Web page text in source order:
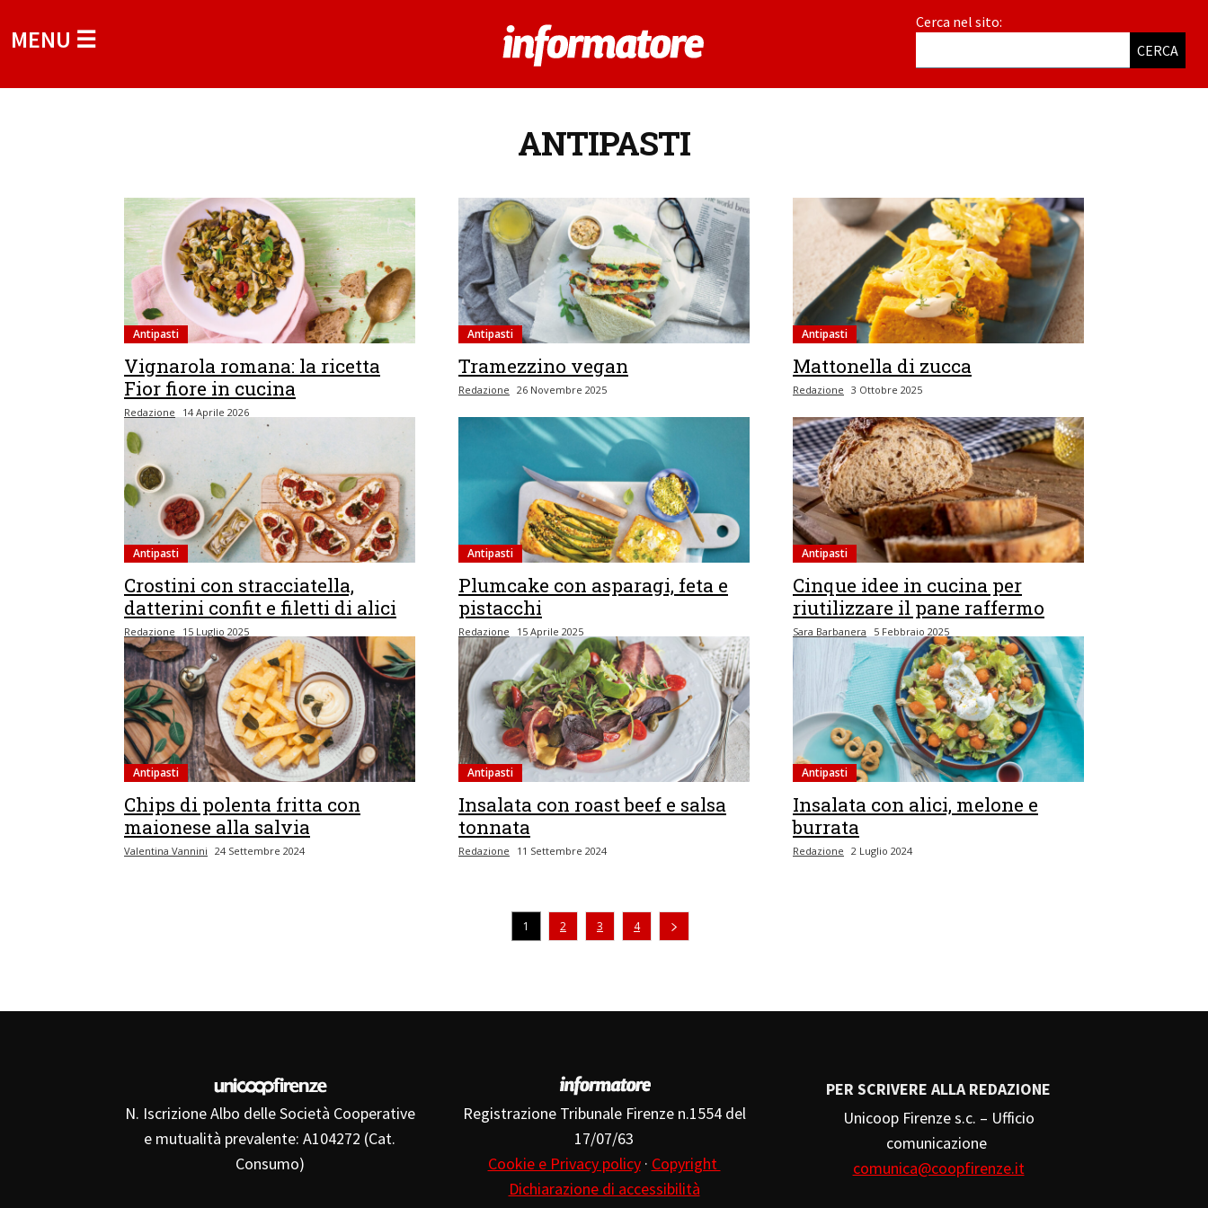
MENU ☰
Cerca nel sito:
CERCA
ANTIPASTI
Antipasti
Vignarola romana: la ricetta
Fior fiore in cucina
Redazione 14 Aprile 2026
Antipasti
Tramezzino vegan
Redazione 26 Novembre 2025
Antipasti
Mattonella di zucca
Redazione 3 Ottobre 2025
Antipasti
Crostini con stracciatella,
datterini confit e filetti di alici
Redazione 15 Luglio 2025
Antipasti
Plumcake con asparagi, feta e
pistacchi
Redazione 15 Aprile 2025
Antipasti
Cinque idee in cucina per
riutilizzare il pane raffermo
Sara Barbanera 5 Febbraio 2025
Antipasti
Chips di polenta fritta con
maionese alla salvia
Valentina Vannini 24 Settembre 2024
Antipasti
Insalata con roast beef e salsa
tonnata
Redazione 11 Settembre 2024
Antipasti
Insalata con alici, melone e
burrata
Redazione 2 Luglio 2024
1 2 3 4
N. Iscrizione Albo delle Società Cooperative
e mutualità prevalente: A104272 (Cat.
Consumo)
Registrazione Tribunale Firenze n.1554 del
17/07/63
Cookie e Privacy policy· Copyright
Dichiarazione di accessibilità
PER SCRIVERE ALLA REDAZIONE
Unicoop Firenze s.c. – Ufficio
comunicazione
comunica@coopfirenze.it